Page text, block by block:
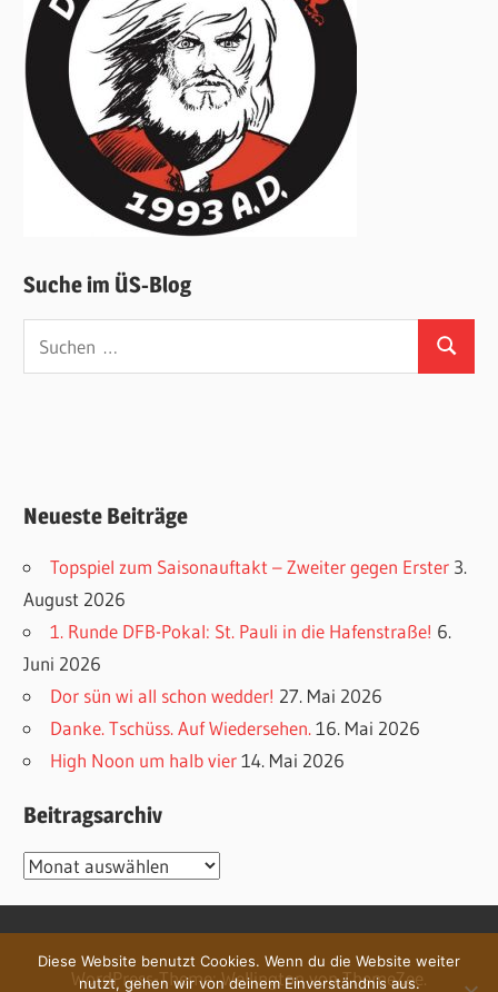
Suche im ÜS-Blog
Suchen
Neueste Beiträge
Topspiel zum Saisonauftakt – Zweiter gegen Erster 3.
August 2026
1. Runde DFB-Pokal: St. Pauli in die Hafenstraße! 6.
Juni 2026
Dor sün wi all schon wedder! 27. Mai 2026
Danke. Tschüss. Auf Wiedersehen. 16. Mai 2026
High Noon um halb vier 14. Mai 2026
Beitragsarchiv
Beitragsarchiv
WordPress-Theme: Wellington von ThemeZee.
Diese Website benutzt Cookies. Wenn du die Website weiter
nutzt, gehen wir von deinem Einverständnis aus.